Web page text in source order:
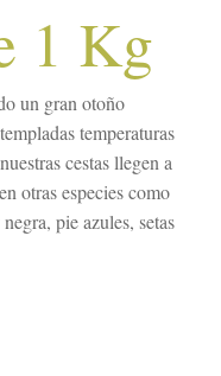
1 Kg
un gran otoño
temperaturas
cestas llegen a
otras especies como
pie azules, setas